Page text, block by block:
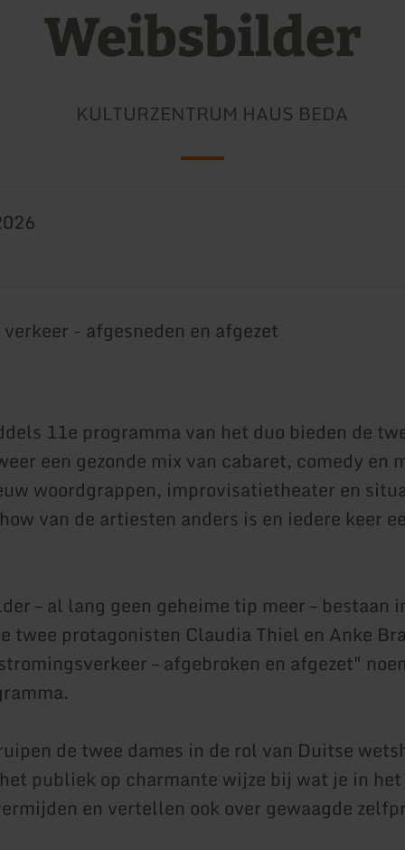
Weibsbilder
KULTURZENTRUM HAUS BEDA
- afgesneden en afgezet
11e programma van het duo bieden de
een gezonde mix van cabaret, comedy en
woordgrappen, improvisatietheater en
van de artiesten anders is en iedere keer
– al lang geen geheime tip meer – bestaan
twee protagonisten Claudia Thiel en Anke
– afgebroken en afgezet"
de twee dames in de rol van Duitse
publiek op charmante wijze bij wat je in
en vertellen ook over gewaagde